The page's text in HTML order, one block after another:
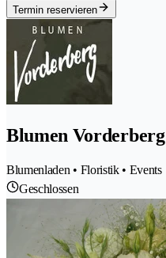
Termin reservieren
Blumen Vorderberg
Blumenladen • Floristik • Events
Geschlossen